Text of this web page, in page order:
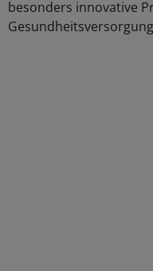
besonders innovative